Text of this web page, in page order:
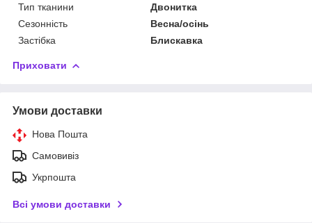
Тип тканини
Двонитка
Сезонність
Весна/осінь
Застібка
Блискавка
Приховати
Умови доставки
Нова Пошта
Самовивіз
Укрпошта
Всі умови доставки